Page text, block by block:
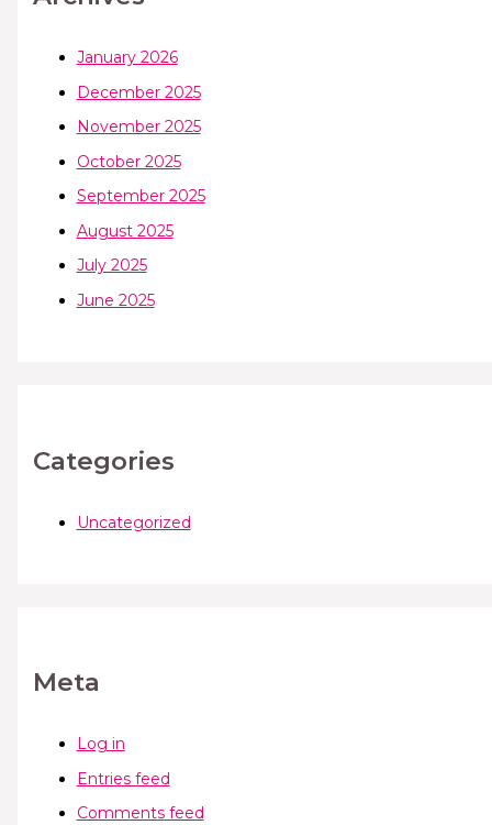
January 2026
December 2025
November 2025
October 2025
September 2025
August 2025
July 2025
June 2025
Categories
Uncategorized
Meta
Log in
Entries feed
Comments feed